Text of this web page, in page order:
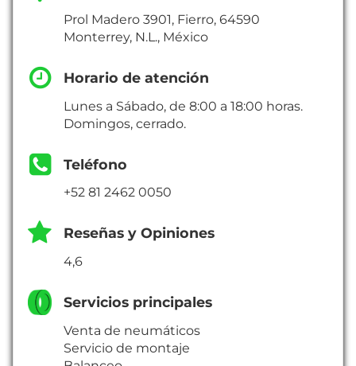
Prol Madero 3901, Fierro, 64590
Monterrey, N.L., México
Horario de atención
Lunes a Sábado, de 8:00 a 18:00 horas.
Domingos, cerrado.
Teléfono
+52 81 2462 0050
Reseñas y Opiniones
4,6
Servicios principales
Venta de neumáticos
Servicio de montaje